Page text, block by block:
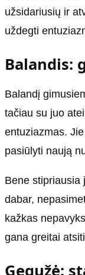
užsidariusių ir
uždegti
Balandis:
Balandį
tačiau su juo
entuziazmas.
pasiūlyti naują
Bene stipriausia
dabar,
kažkas
gana greitai
Gegužė: